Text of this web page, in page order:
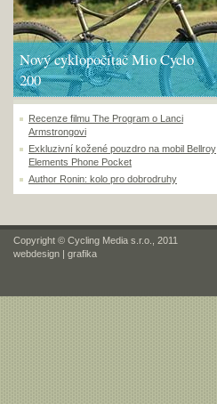
Nový cyklopočítač Mio Cyclo
200
Recenze filmu The Program o Lanci
Armstrongovi
Exkluzivní kožené pouzdro na mobil Bellroy
Elements Phone Pocket
Author Ronin: kolo pro dobrodruhy
Copyright © Cycling Media s.r.o., 2011
webdesign | grafika